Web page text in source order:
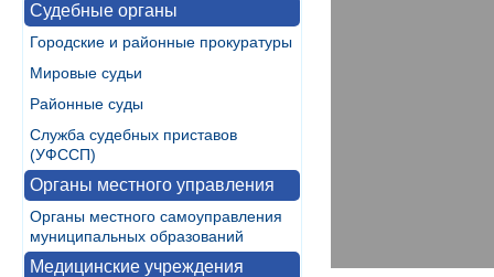
Судебные органы
Городские и районные прокуратуры
Мировые судьи
Районные суды
Служба судебных приставов
(УФССП)
Органы местного управления
Органы местного самоуправления
муниципальных образований
Медицинские учреждения